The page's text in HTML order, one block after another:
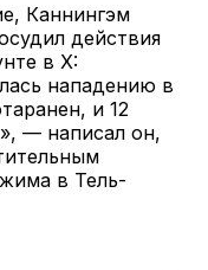
Каннингэм
действия
в X:
нападению в
и 12
— написал он,
в Тель-